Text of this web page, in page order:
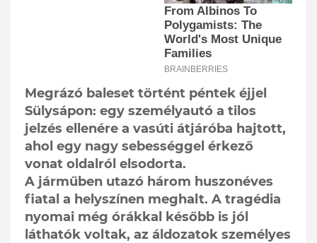
Megrázó baleset történt péntek éjjel
Sülysápon: egy személyautó a tilos
jelzés ellenére a vasúti átjáróba hajtott,
ahol egy nagy sebességgel érkező
vonat oldalról elsodorta.
A járműben utazó három huszonéves
fiatal a helyszínen meghalt. A tragédia
nyomai még órákkal később is jól
láthatók voltak, az áldozatok személyes